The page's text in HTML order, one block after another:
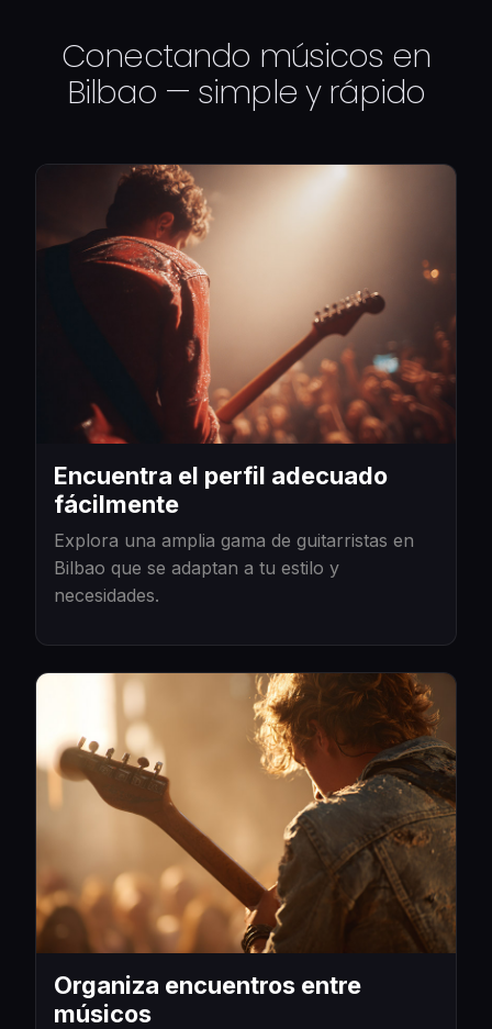
Conectando músicos en
Bilbao — simple y rápido
Encuentra el perfil adecuado
fácilmente
Explora una amplia gama de guitarristas en
Bilbao que se adaptan a tu estilo y
necesidades.
Organiza encuentros entre
músicos